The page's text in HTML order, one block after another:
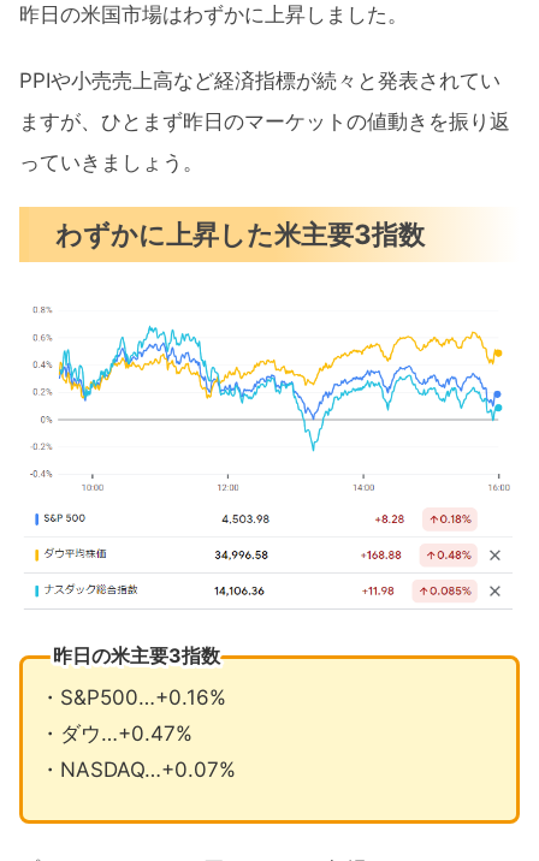
11月の注目イベントについて
まとめ
昨日の米国市場はわずかに上昇しました。
PPIや小売売上高など経済指標が続々と発表されてい
ますが、ひとまず昨日のマーケットの値動きを振り返
っていきましょう。
わずかに上昇した米主要3指数
昨日の米主要3指数
・S&P500…+0.16%
・ダウ…+0.47%
・NASDAQ…+0.07%